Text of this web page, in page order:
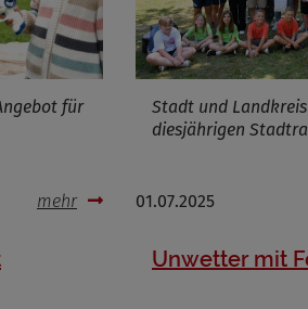
für
mehr
Stadt und
diesjährigen
01.07.2025
Unwetter mit